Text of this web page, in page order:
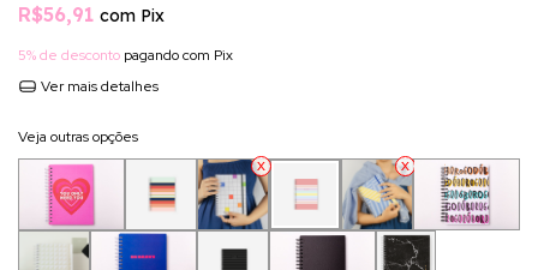
R$56,91 com Pix
5% de desconto pagando com Pix
Ver mais detalhes
Veja outras opções